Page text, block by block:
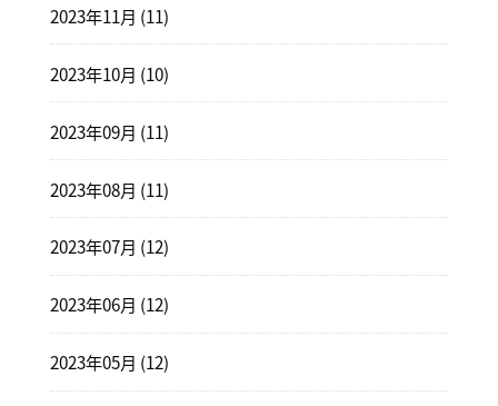
2023年11月 (11)
2023年10月 (10)
2023年09月 (11)
2023年08月 (11)
2023年07月 (12)
2023年06月 (12)
2023年05月 (12)